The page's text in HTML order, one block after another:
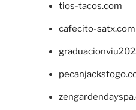
tios-tacos.com
cafecito-satx.com